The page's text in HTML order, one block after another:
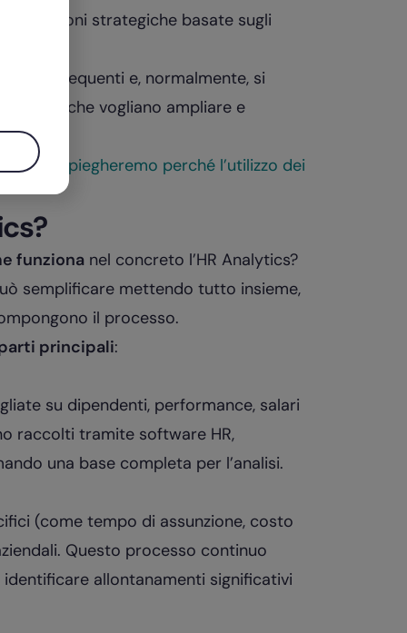
decisioni strategiche basate sugli
più frequenti e, normalmente, si
che vogliano ampliare e
ti spiegheremo perché l’utilizzo dei
funzionanel concreto l’HR Analytics?
semplificare mettendo tutto insieme,
il processo.
principali:
su dipendenti, performance, salari
raccolti tramite software HR,
una base completa per l’analisi.
(come tempo di assunzione, costo
Questo processo continuo
allontanamenti significativi